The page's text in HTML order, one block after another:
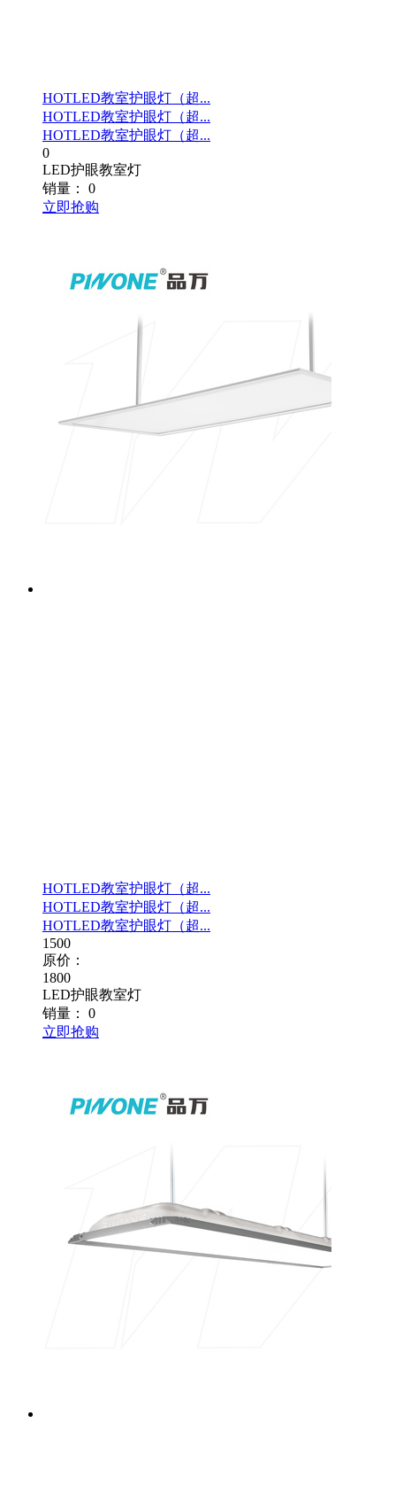
HOTLED教室护眼灯（超...
HOTLED教室护眼灯（超...
HOTLED教室护眼灯（超...
0
LED护眼教室灯
销量：
0
立即抢购
HOTLED教室护眼灯（超...
HOTLED教室护眼灯（超...
HOTLED教室护眼灯（超...
1500
原价：
1800
LED护眼教室灯
销量：
0
立即抢购